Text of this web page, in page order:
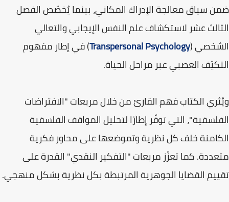
ضمن سياق معالجة الإدراك المكاني، بينما يُخصّص الفصل
الثالث عشر لاستكشاف علم النفس الإيجابي والتعالي
الشخصي (Transpersonal Psychology) في إطار مفهوم
التكيّف العصبي عبر مراحل الحياة.
ويُثري الكتاب فهم القارئ من خلال مربعات "الافتراضات
الفلسفية"، التي توفّر إطارًا لتحليل المواقف الفلسفية
الكامنة خلف كل نظرية وتموضعها على محاور فكرية
متعددة. كما تعزّز مربعات "التفكير النقدي" القدرة على
تقييم القضايا الجوهرية المرتبطة بكل نظرية بشكل منهجي.